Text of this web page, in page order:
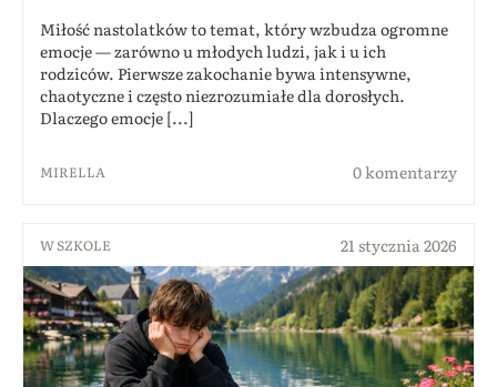
Miłość nastolatków to temat, który wzbudza ogromne
emocje — zarówno u młodych ludzi, jak i u ich
rodziców. Pierwsze zakochanie bywa intensywne,
chaotyczne i często niezrozumiałe dla dorosłych.
Dlaczego emocje [...]
MIRELLA 0 komentarzy
W SZKOLE 21 stycznia 2026